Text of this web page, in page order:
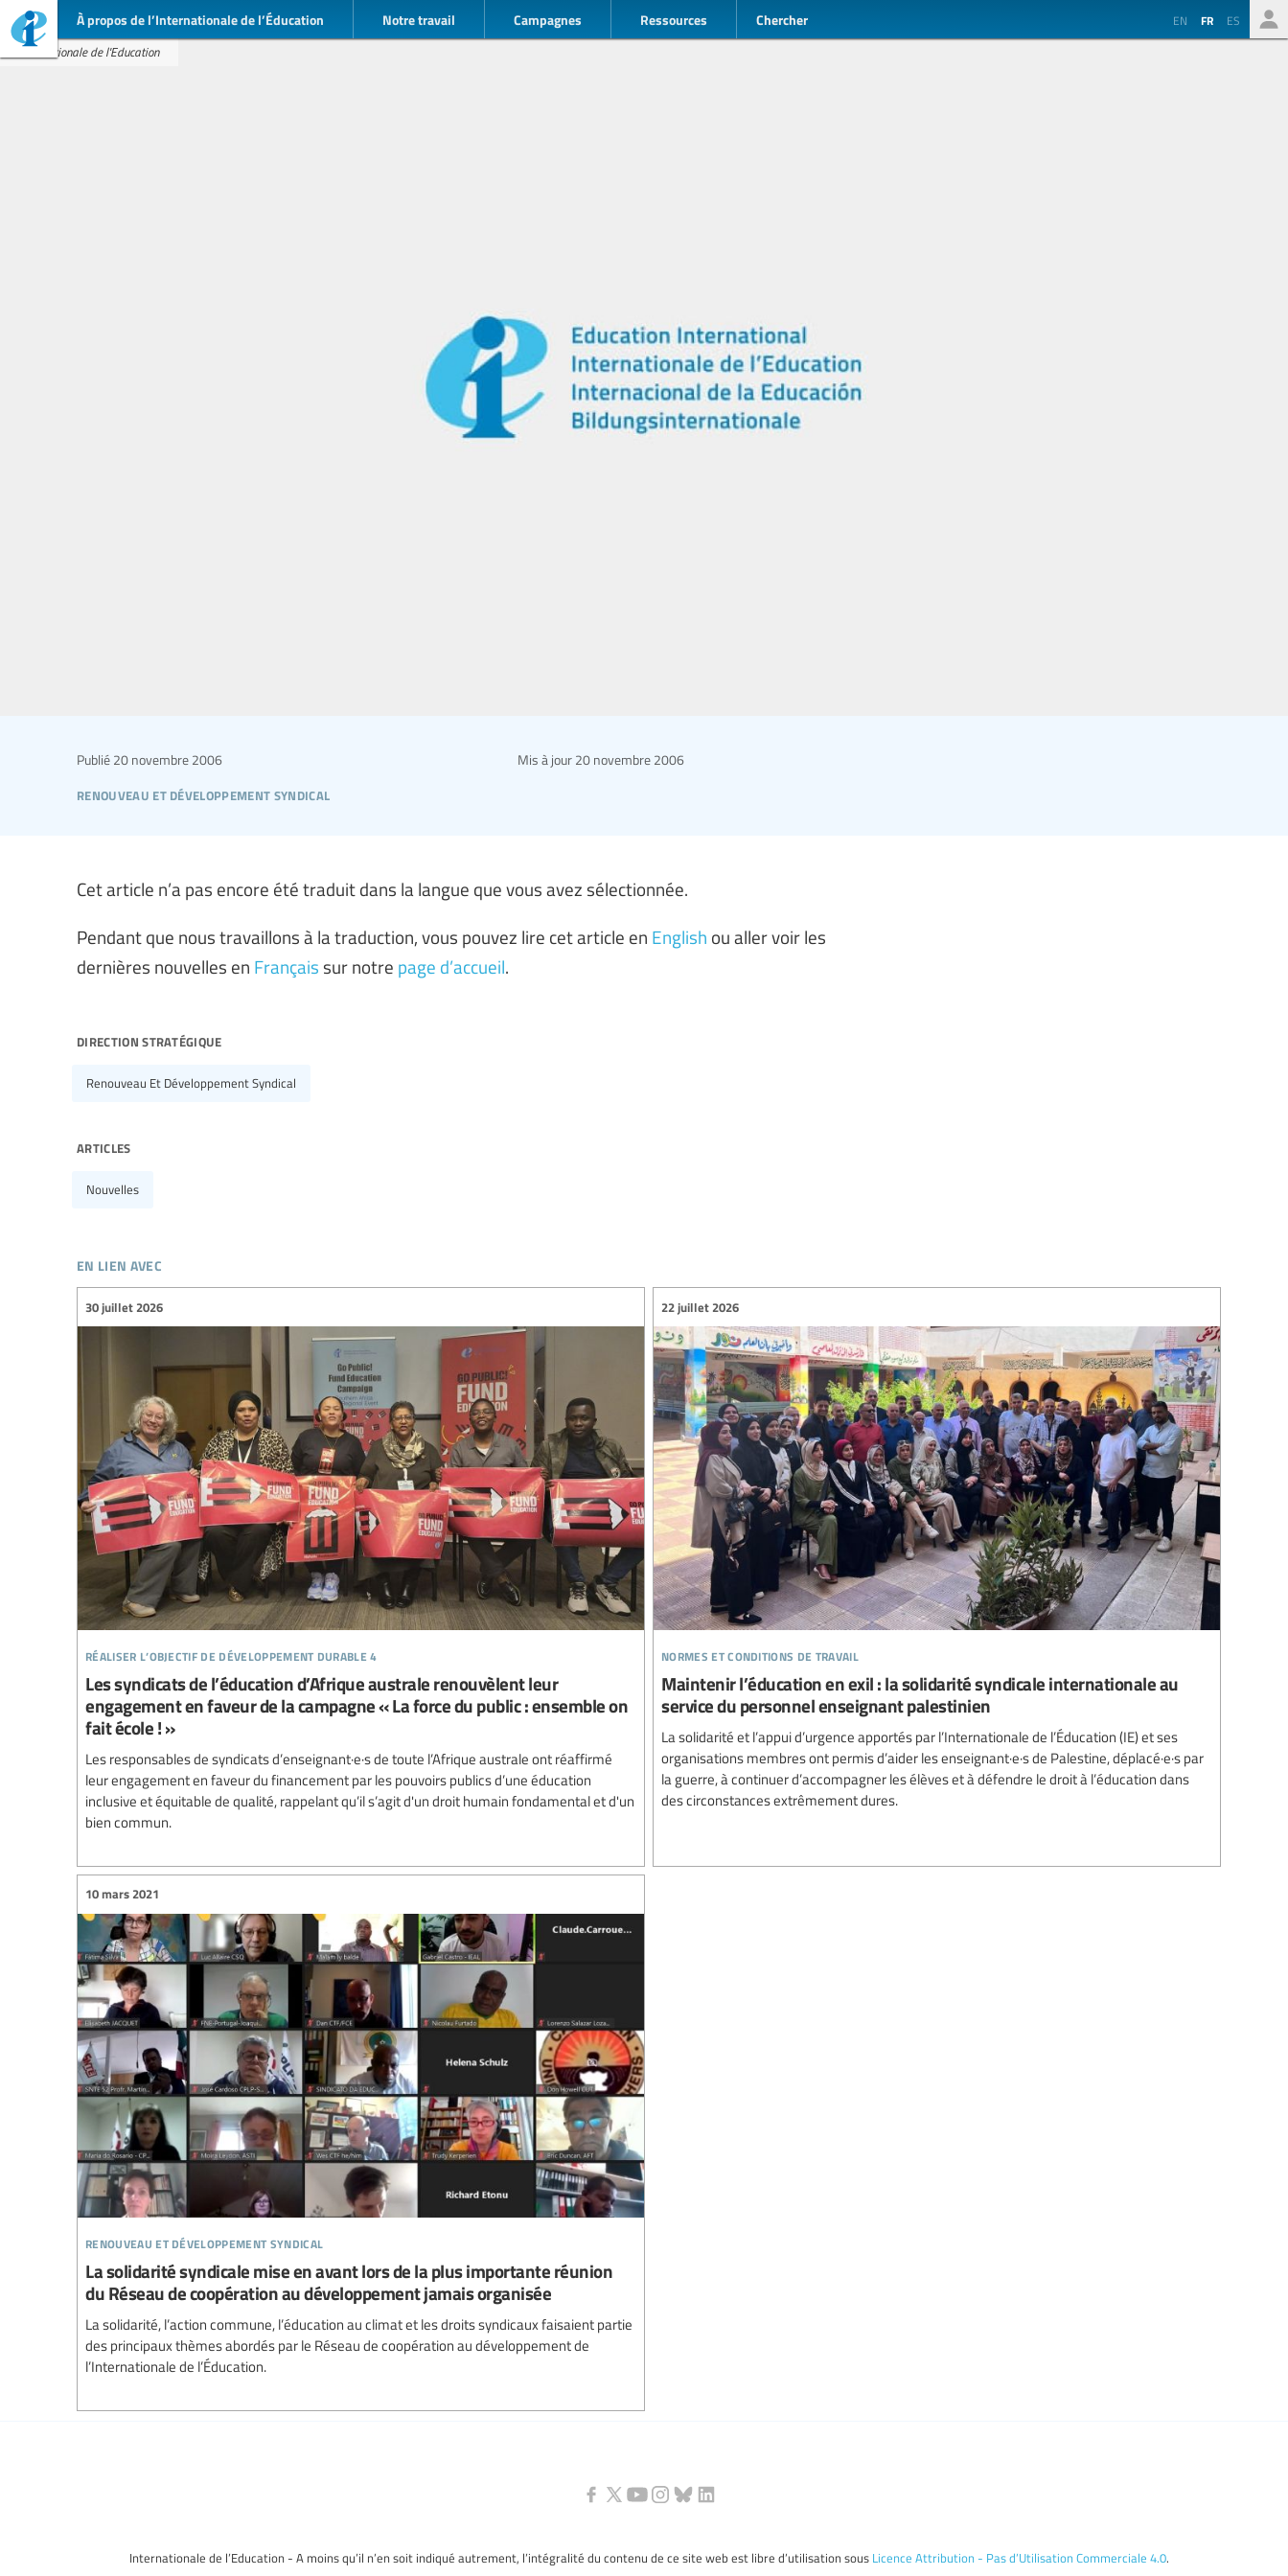
À propos de l’Internationale de l’Éducation Notre travail Campagnes Ressources Chercher EN FR ES
Internationale de l'Education
renouveau et développement syndical
Publié 20 novembre 2006 Mis à jour 20 novembre 2006
Cet article n’a pas encore été traduit dans la langue que vous avez sélectionnée.
Pendant que nous travaillons à la traduction, vous pouvez lire cet article en English ou aller voir les
dernières nouvelles en Français sur notre page d’accueil.
direction stratégique
Renouveau Et Développement Syndical
articles
Nouvelles
en lien avec
réaliser l’objectif de développement durable 4
30 juillet 2026
Les syndicats de l’éducation d’Afrique australe renouvèlent leur
engagement en faveur de la campagne « La force du public : ensemble on
fait école ! »
Les responsables de syndicats d’enseignant·e·s de toute l’Afrique australe ont réaffirmé
leur engagement en faveur du financement par les pouvoirs publics d’une éducation
inclusive et équitable de qualité, rappelant qu’il s’agit d'un droit humain fondamental et d'un
bien commun.
normes et conditions de travail
22 juillet 2026
Maintenir l’éducation en exil : la solidarité syndicale internationale au
service du personnel enseignant palestinien
La solidarité et l’appui d’urgence apportés par l’Internationale de l’Éducation (IE) et ses
organisations membres ont permis d’aider les enseignant·e·s de Palestine, déplacé·e·s par
la guerre, à continuer d’accompagner les élèves et à défendre le droit à l’éducation dans
des circonstances extrêmement dures.
renouveau et développement syndical
10 mars 2021
La solidarité syndicale mise en avant lors de la plus importante réunion
du Réseau de coopération au développement jamais organisée
La solidarité, l’action commune, l’éducation au climat et les droits syndicaux faisaient partie
des principaux thèmes abordés par le Réseau de coopération au développement de
l’Internationale de l’Éducation.
Internationale de l’Education - A moins qu’il n’en soit indiqué autrement, l’intégralité du contenu de ce site web est libre d’utilisation sous Licence Attribution - Pas d’Utilisation Commerciale 4.0.